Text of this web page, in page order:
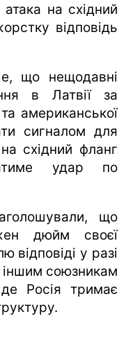
на східний
відповідь
що нещодавні
в Латвії за
американської
сигналом для
східний фланг
удар по
що
дюйм своєї
відповіді у разі
іншим союзникам
Росія тримає